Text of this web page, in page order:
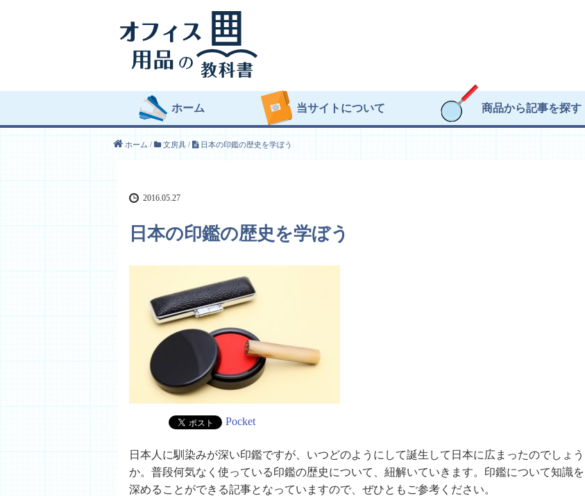
ホーム 当サイトについて 商品から記事を探す
ホーム / 文房具 / 日本の印鑑の歴史を学ぼう
2016.05.27
日本の印鑑の歴史を学ぼう
Pocket
日本人に馴染みが深い印鑑ですが、いつどのようにして誕生して日本に広まったのでしょう
か。普段何気なく使っている印鑑の歴史について、紐解いていきます。印鑑について知識を
深めることができる記事となっていますので、ぜひともご参考ください。